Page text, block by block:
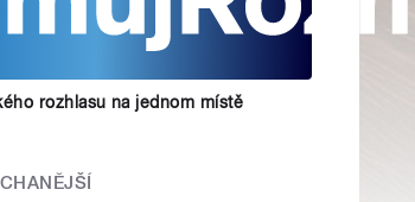
rozhlasu na jednom místě